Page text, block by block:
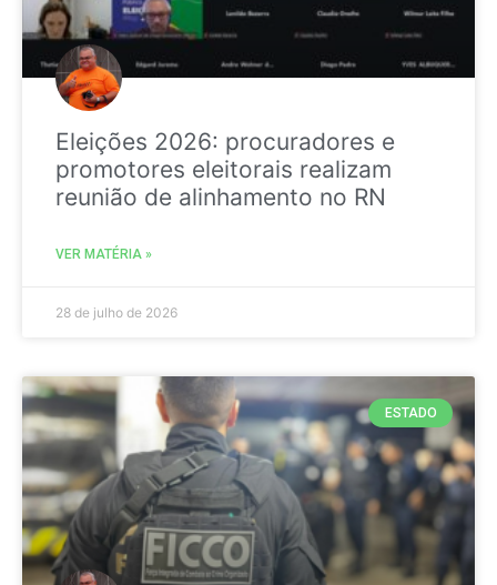
Eleições 2026: procuradores e
promotores eleitorais realizam
reunião de alinhamento no RN
VER MATÉRIA »
28 de julho de 2026
ESTADO